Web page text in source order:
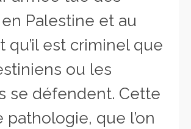
Palestine et au
qu’il est criminel que
ou les
se défendent. Cette
pathologie, que l’on